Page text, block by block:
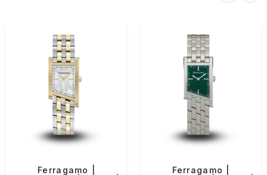
Ferragamo |
Ferragamo |